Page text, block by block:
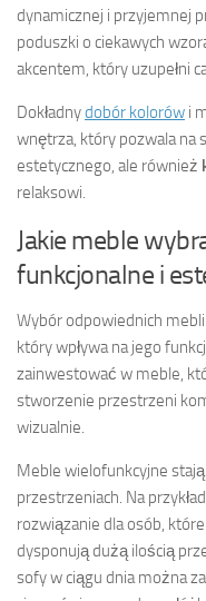
dynamicznej i przyjemnej
poduszki o ciekawych
akcentem, który uzupełni
Dokładnydobór kolorów i
wnętrza, który pozwala na
estetycznego, ale również
relaksowi.
Jakie meble
funkcjonalne i
Wybór odpowiednich
który wpływa na jego
zainwestować w meble,
stworzenie przestrzeni
wizualnie.
Meble wielofunkcyjne
przestrzeniach. Na przykład
rozwiązanie dla osób,
dysponują dużą ilością
sofy w ciągu dnia można